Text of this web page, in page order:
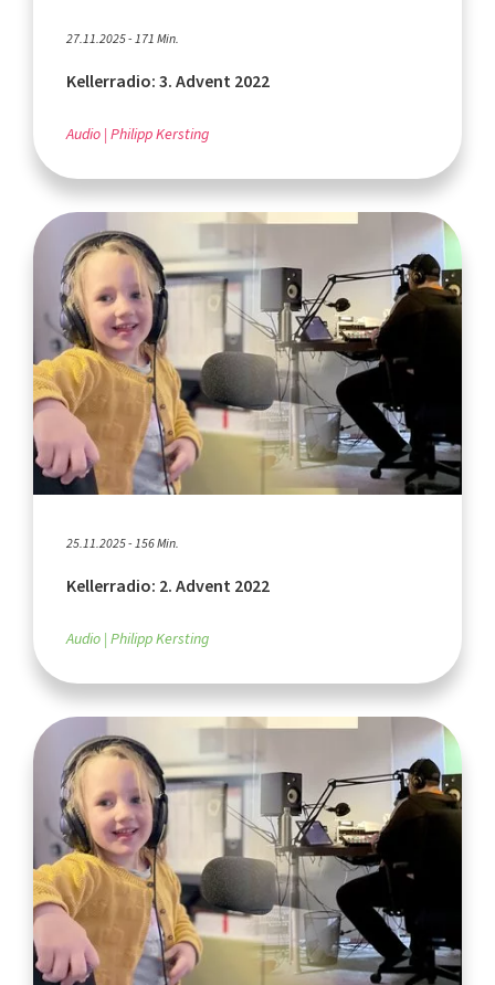
27.11.2025 - 171 Min.
Kellerradio: 3. Advent 2022
Audio Philipp Kersting
25.11.2025 - 156 Min.
Kellerradio: 2. Advent 2022
Audio Philipp Kersting